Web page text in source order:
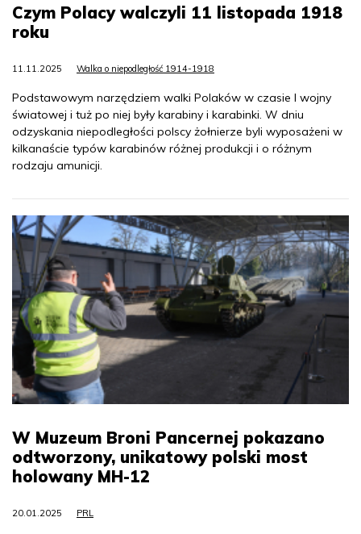
Czym Polacy walczyli 11 listopada 1918
roku
11.11.2025 Walka o niepodległość 1914-1918
Podstawowym narzędziem walki Polaków w czasie I wojny
światowej i tuż po niej były karabiny i karabinki. W dniu
odzyskania niepodległości polscy żołnierze byli wyposażeni w
kilkanaście typów karabinów różnej produkcji i o różnym
rodzaju amunicji.
W Muzeum Broni Pancernej pokazano
odtworzony, unikatowy polski most
holowany MH-12
20.01.2025 PRL